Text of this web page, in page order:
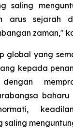
saling
arus sejarah
zaman,"
global yang
kepada
saling